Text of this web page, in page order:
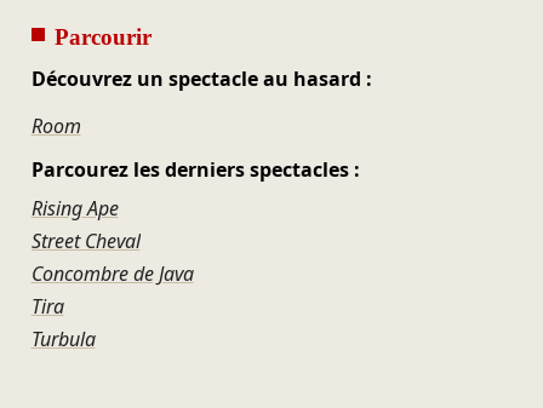
Parcourir
Découvrez un spectacle au hasard :
Room
Parcourez les derniers spectacles :
Rising Ape
Street Cheval
Concombre de Java
Tira
Turbula